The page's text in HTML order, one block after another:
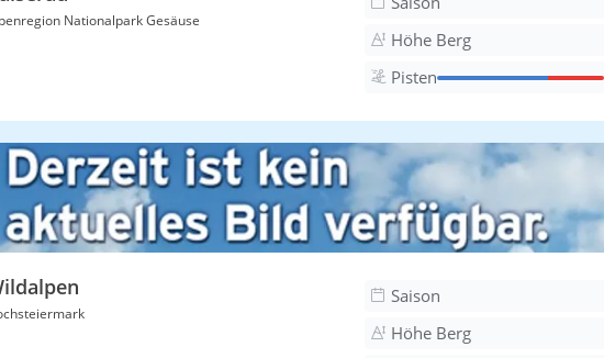
Nationalpark Gesäuse
Höhe Berg
Pisten
Saison
Höhe Berg